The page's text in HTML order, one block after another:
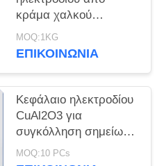
κράμα χαλκού
βολφραμίου
MOQ:1KG
ΕΠΙΚΟΙΝΩΝΊΑ
Κεφάλαιο ηλεκτροδίου
CuAl2O3 για
συγκόλληση σημείων
αντίστασης
MOQ:10 PCs